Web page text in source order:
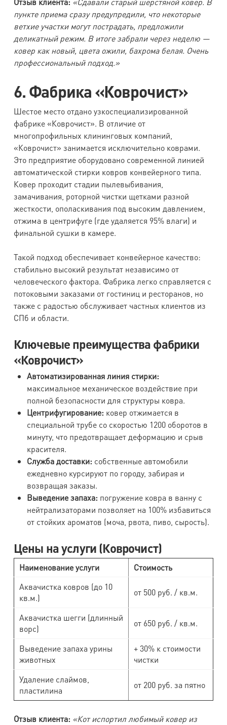
пункте приема сразу предупредили, что некоторые
ветхие участки могут пострадать, предложили
деликатный режим. В итоге забрали через неделю —
ковер как новый, цвета ожили, бахрома белая. Очень
профессиональный подход.»
6. Фабрика «Коврочист»
Шестое место отдано узкоспециализированной
фабрике «Коврочист». В отличие от
многопрофильных клининговых компаний,
«Коврочист» занимается исключительно коврами.
Это предприятие оборудовано современной линией
автоматической стирки ковров конвейерного типа.
Ковер проходит стадии пылевыбивания,
замачивания, роторной чистки щетками разной
жесткости, ополаскивания под высоким давлением,
отжима в центрифуге (где удаляется 95% влаги) и
финальной сушки в камере.
Такой подход обеспечивает конвейерное качество:
стабильно высокий результат независимо от
человеческого фактора. Фабрика легко справляется с
потоковыми заказами от гостиниц и ресторанов, но
также с радостью обслуживает частных клиентов из
СПб и области.
Ключевые преимущества фабрики
«Коврочист»
Автоматизированная линия стирки:
максимальное механическое воздействие при
полной безопасности для структуры ковра.
Центрифугирование: ковер отжимается в
специальной трубе со скоростью 1200 оборотов в
минуту, что предотвращает деформацию и срыв
красителя.
Служба доставки: собственные автомобили
ежедневно курсируют по городу, забирая и
возвращая заказы.
Выведение запаха: погружение ковра в ванну с
нейтрализаторами позволяет на 100% избавиться
от стойких ароматов (моча, рвота, пиво, сырость).
Цены на услуги (Коврочист)
Наименование услуги
Стоимость
Аквачистка ковров (до 10
кв.м.)
от 500 руб. / кв.м.
Аквачистка шегги (длинный
ворс)
от 650 руб. / кв.м.
Выведение запаха урины
животных
+ 30% к стоимости
чистки
Удаление слаймов,
пластилина
от 200 руб. за пятно
Отзыв клиента: «Кот испортил любимый ковер из